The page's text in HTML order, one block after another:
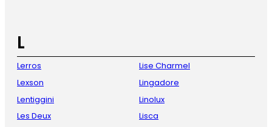
L
Lerros
Lexson
Lentiggini
Les Deux
Lise Charmel
Lingadore
Linolux
Lisca